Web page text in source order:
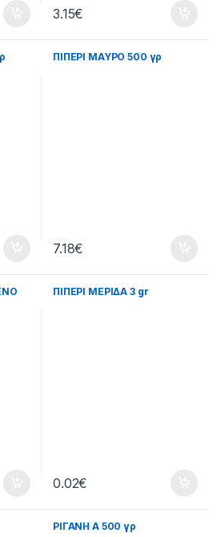
3.15€
ΠΙΠΕΡΙ ΜΑΥΡΟ 500 γρ
7.18€
ΠΙΠΕΡΙ ΜΕΡΙΔΑ 3 gr
0.02€
ΡΙΓΑΝΗ Α 500 γρ